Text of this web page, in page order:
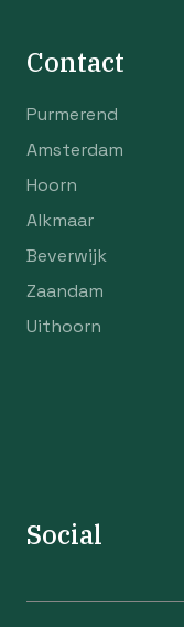
Contact
Purmerend
Amsterdam
Hoorn
Alkmaar
Beverwijk
Zaandam
Uithoorn
Social